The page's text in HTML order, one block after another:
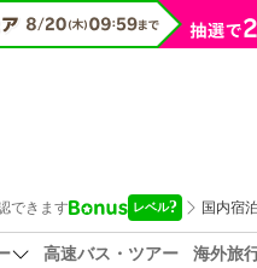
高速バス・ツアー
海外旅